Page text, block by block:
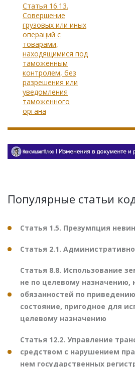
Статья 16.13.
Совершение
грузовых или иных
операций с
товарами,
находящимися под
таможенным
контролем, без
разрешения или
уведомления
таможенного
органа
Популярные статьи
Статья 1.5. Презумпция
Статья 2.1.
Статья 8.8. Использование
не по целевому назначению,
обязанностей по
состояние, пригодное для
целевому назначению
Статья 12.2. Управление
средством с нарушением
нем государственных